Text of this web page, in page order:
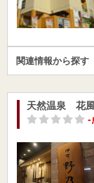
関連情報から探す
天然温泉 花
-